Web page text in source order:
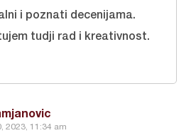
2023, 11:34 am
i poznati decenijama.
tudji rad i kreativnost.